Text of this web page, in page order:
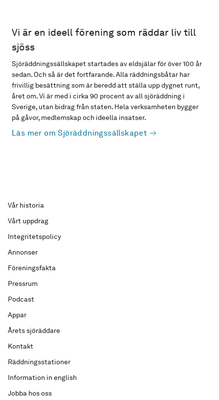
Vi är en ideell förening som räddar liv till
sjöss
Sjöräddningssällskapet startades av eldsjälar för över 100 år
sedan. Och så är det fortfarande. Alla räddningsbåtar har
frivillig besättning som är beredd att ställa upp dygnet runt,
året om. Vi är med i cirka 90 procent av all sjöräddning i
Sverige, utan bidrag från staten. Hela verksamheten bygger
på gåvor, medlemskap och ideella insatser.
Läs mer om Sjöräddningssällskapet
Vår historia
Vårt uppdrag
Integritetspolicy
Annonser
Föreningsfakta
Pressrum
Podcast
Appar
Årets sjöräddare
Kontakt
Räddningsstationer
Information in english
Jobba hos oss